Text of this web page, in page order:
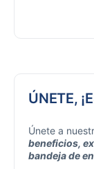
ÚNETE,
Únete a
beneficios,
bandeja de